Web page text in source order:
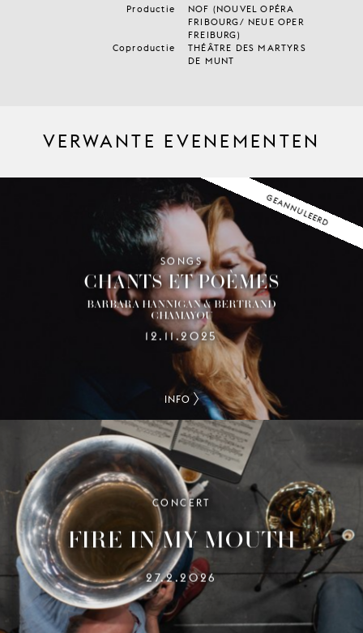
Productie
NOF (NOUVEL OPÉRA
FRIBOURG/ NEUE OPER
FREIBURG)
Coproductie
THÉÂTRE DES MARTYRS
DE MUNT
VERWANTE EVENEMENTEN
GEANNULEERD
SONGS
CHANTS ET POÈMES
BARBARA HANNIGAN & BERTRAND
CHAMAYOU
12.11.2025
INFO
CONCERT
FIRE IN MY MOUTH
27.2.2026